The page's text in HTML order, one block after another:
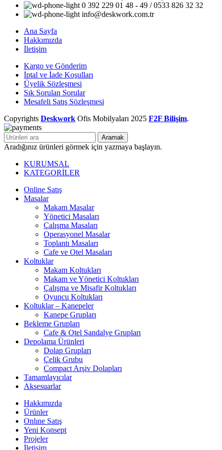
0 392 229 01 48 - 49 / 0533 826 32 32
info@deskwork.com.tr
Ana Sayfa
Hakkımızda
İletişim
Kargo ve Gönderim
İptal ve İade Koşulları
Üyelik Sözleşmesi
Sık Sorulan Sorular
Mesafeli Satış Sözleşmesi
Copyrights Deskwork Ofis Mobilyaları 2025 F2F Bilişim.
Aramak
Aradığınız ürünleri görmek için yazmaya başlayın.
KURUMSAL
KATEGORİLER
Online Satış
Masalar
Makam Masalar
Yönetici Masaları
Çalışma Masaları
Operasyonel Masalar
Toplantı Masaları
Cafe ve Otel Masaları
Koltuklar
Makam Koltukları
Makam ve Yönetici Koltukları
Çalışma ve Misafir Koltukları
Oyuncu Koltukları
Koltuklar – Kanepeler
Kanepe Grupları
Bekleme Grupları
Cafe & Otel Sandalye Grupları
Depolama Ürünleri
Dolap Grupları
Çelik Grubu
Compact Arşiv Dolapları
Tamamlayıcılar
Aksesuarlar
Hakkımızda
Ürünler
Onlıne Satış
Yeni Konsept
Projeler
İletişim